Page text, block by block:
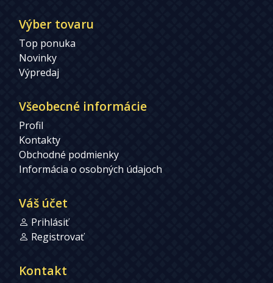
Výber tovaru
Top ponuka
Novinky
Výpredaj
Všeobecné informácie
Profil
Kontakty
Obchodné podmienky
Informácia o osobných údajoch
Váš účet
Prihlásiť
Registrovať
Kontakt